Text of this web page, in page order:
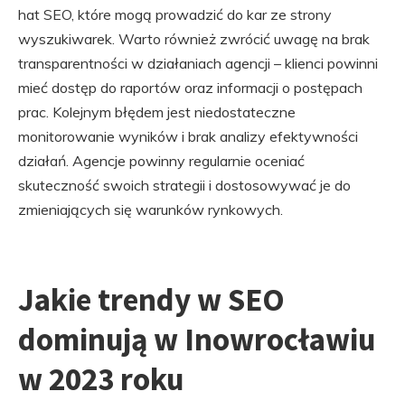
hat SEO, które mogą prowadzić do kar ze strony
wyszukiwarek. Warto również zwrócić uwagę na brak
transparentności w działaniach agencji – klienci powinni
mieć dostęp do raportów oraz informacji o postępach
prac. Kolejnym błędem jest niedostateczne
monitorowanie wyników i brak analizy efektywności
działań. Agencje powinny regularnie oceniać
skuteczność swoich strategii i dostosowywać je do
zmieniających się warunków rynkowych.
Jakie trendy w SEO
dominują w Inowrocławiu
w 2023 roku